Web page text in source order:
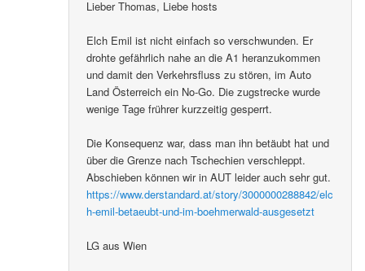
Lieber Thomas, Liebe hosts
Elch Emil ist nicht einfach so verschwunden. Er
drohte gefährlich nahe an die A1 heranzukommen
und damit den Verkehrsfluss zu stören, im Auto
Land Österreich ein No-Go. Die zugstrecke wurde
wenige Tage frührer kurzzeitig gesperrt.
Die Konsequenz war, dass man ihn betäubt hat und
über die Grenze nach Tschechien verschleppt.
Abschieben können wir in AUT leider auch sehr gut.
https://www.derstandard.at/story/3000000288842/elc
h-emil-betaeubt-und-im-boehmerwald-ausgesetzt
LG aus Wien